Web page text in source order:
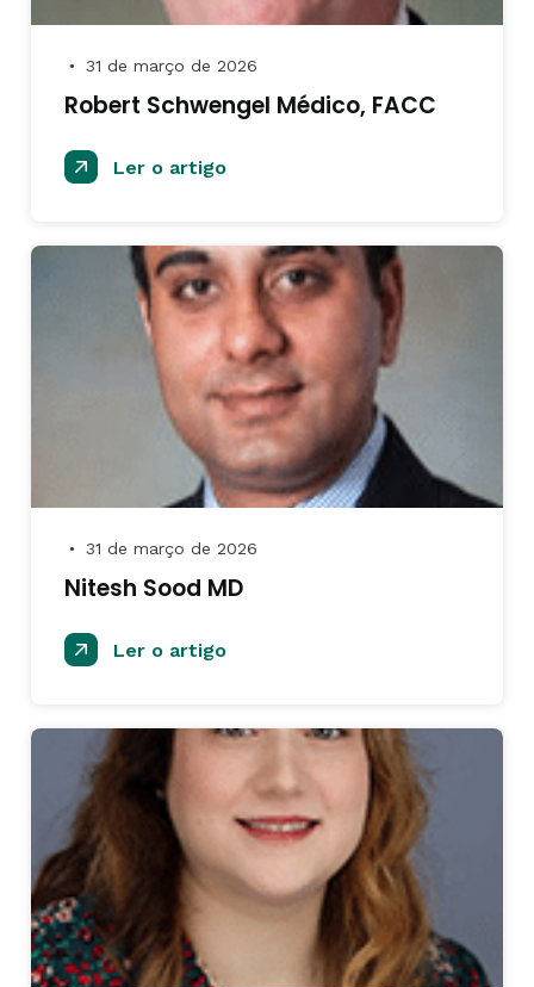
● 31 de março de 2026
Robert Schwengel Médico, FACC
Ler o artigo
● 31 de março de 2026
Nitesh Sood MD
Ler o artigo